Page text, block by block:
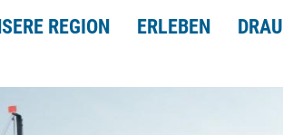
REGION ERLEBEN DRAU